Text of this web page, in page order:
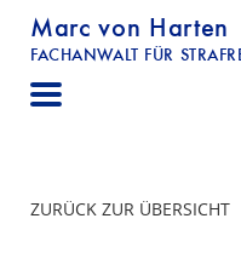
Marc von Harten
FACHANWALT FÜR
STRAFRECHT |
ZURÜCK ZUR ÜBERSICHT